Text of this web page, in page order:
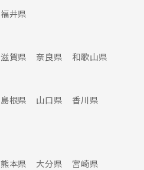
福井県
滋賀県 奈良県 和歌山県
島根県 山口県
香川県
熊本県 大分県
宮崎県